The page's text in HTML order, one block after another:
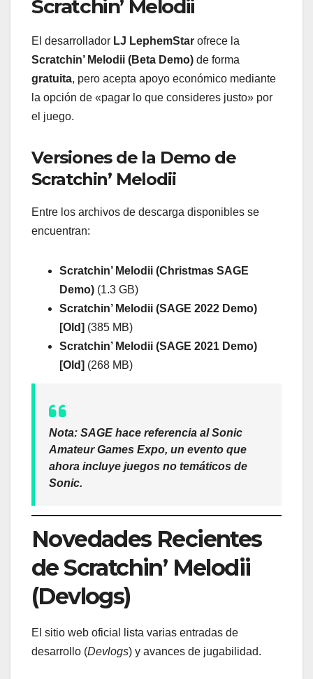
Scratchin’ Melodii
El desarrollador LJ LephemStar ofrece la
Scratchin’ Melodii (Beta Demo) de forma
gratuita, pero acepta apoyo económico mediante
la opción de «pagar lo que consideres justo» por
el juego.
Versiones de la Demo de
Scratchin’ Melodii
Entre los archivos de descarga disponibles se
encuentran:
Scratchin’ Melodii (Christmas SAGE
Demo) (1.3 GB)
Scratchin’ Melodii (SAGE 2022 Demo)
[Old] (385 MB)
Scratchin’ Melodii (SAGE 2021 Demo)
[Old] (268 MB)
Nota: SAGE hace referencia al Sonic
Amateur Games Expo, un evento que
ahora incluye juegos no temáticos de
Sonic.
Novedades Recientes
de Scratchin’ Melodii
(Devlogs)
El sitio web oficial lista varias entradas de
desarrollo (Devlogs) y avances de jugabilidad.